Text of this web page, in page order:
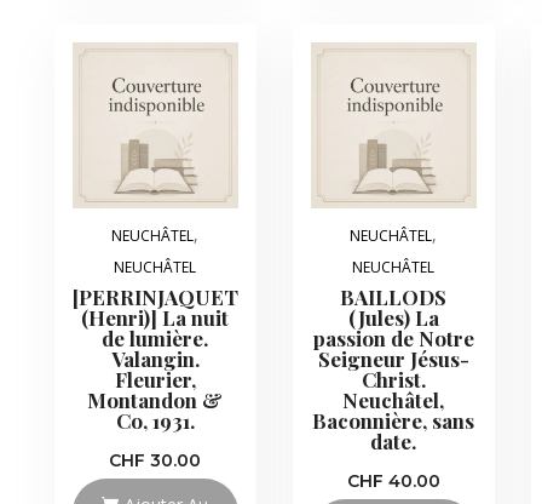
NEUCHÂTEL,
NEUCHÂTEL
[PERRINJAQUET
(Henri)] La nuit
de lumière.
Valangin.
Fleurier,
Montandon &
Co, 1931.
CHF 30.00
NEUCHÂTEL,
NEUCHÂTEL
BAILLODS
(Jules) La
passion de Notre
Seigneur Jésus-
Christ.
Neuchâtel,
Baconnière, sans
date.
CHF 40.00